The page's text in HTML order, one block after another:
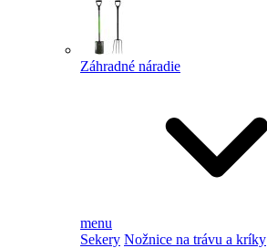
Záhradné náradie
menu
Sekery Nožnice na trávu a kríky